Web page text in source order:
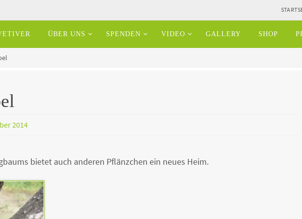
ÜBER UNS SPENDEN VIDEO GALLERY SHOP
2014
bietet auch anderen Pflänzchen ein neues Heim.